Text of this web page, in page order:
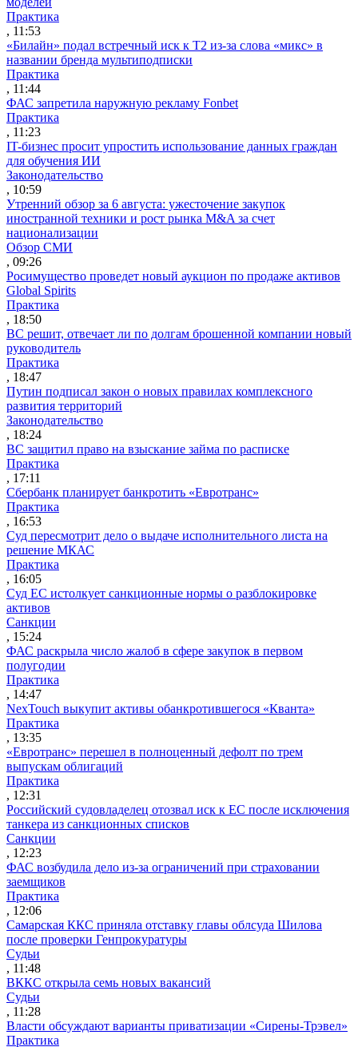
Практика
, 11:53
«Билайн» подал встречный иск к Т2 из-за слова «микс» в
названии бренда мультиподписки
Практика
, 11:44
ФАС запретила наружную рекламу Fonbet
Практика
, 11:23
IT-бизнес просит упростить использование данных граждан
для обучения ИИ
Законодательство
, 10:59
Утренний обзор за 6 августа: ужесточение закупок
иностранной техники и рост рынка M&A за счет
национализации
Обзор СМИ
, 09:26
Росимущество проведет новый аукцион по продаже активов
Global Spirits
Практика
, 18:50
ВС решит, отвечает ли по долгам брошенной компании новый
руководитель
Практика
, 18:47
Путин подписал закон о новых правилах комплексного
развития территорий
Законодательство
, 18:24
ВС защитил право на взыскание займа по расписке
Практика
, 17:11
Сбербанк планирует банкротить «Евротранс»
Практика
, 16:53
Суд пересмотрит дело о выдаче исполнительного листа на
решение МКАС
Практика
, 16:05
Суд ЕС истолкует санкционные нормы о разблокировке
активов
Санкции
, 15:24
ФАС раскрыла число жалоб в сфере закупок в первом
полугодии
Практика
, 14:47
NexTouch выкупит активы обанкротившегося «Кванта»
Практика
, 13:35
«Евротранс» перешел в полноценный дефолт по трем
выпускам облигаций
Практика
, 12:31
Российский судовладелец отозвал иск к ЕС после исключения
танкера из санкционных списков
Санкции
, 12:23
ФАС возбудила дело из-за ограничений при страховании
заемщиков
Практика
, 12:06
Самарская ККС приняла отставку главы облсуда Шилова
после проверки Генпрокуратуры
Судьи
, 11:48
ВККС открыла семь новых вакансий
Судьи
, 11:28
Власти обсуждают варианты приватизации «Сирены-Трэвел»
Практика